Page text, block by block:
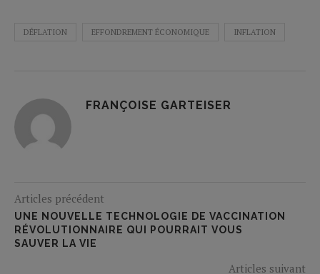
DÉFLATION EFFONDREMENT ÉCONOMIQUE INFLATION
FRANÇOISE GARTEISER
Articles précédent
UNE NOUVELLE TECHNOLOGIE DE VACCINATION
RÉVOLUTIONNAIRE QUI POURRAIT VOUS
SAUVER LA VIE
Articles suivant